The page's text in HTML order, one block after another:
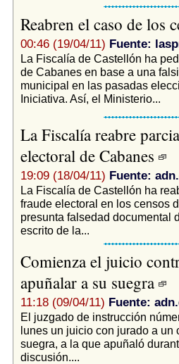
Reabren el caso de los
00:46 (19/04/11) Fuente:
La Fiscalía de Castellón ha
de Cabanes en base a una
municipal en las pasadas
Iniciativa. Así, el Ministerio...
La Fiscalía reabre
electoral de Cabanes
19:09 (18/04/11) Fuente:
La Fiscalía de Castellón ha
fraude electoral en los censos
presunta falsedad documental
escrito de la...
Comienza el juicio
apuñalar a su suegra
11:18 (09/04/11) Fuente:
El juzgado de instrucción
lunes un juicio con jurado a un
suegra, a la que apuñaló
discusión....